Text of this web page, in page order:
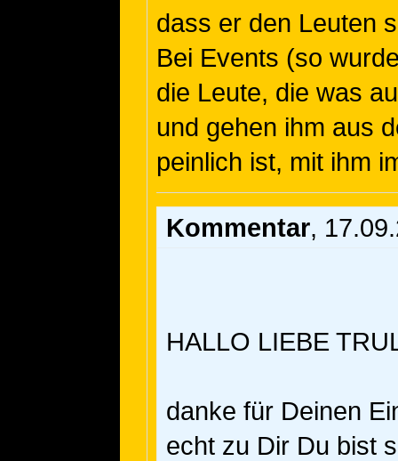
dass er den Leuten
Bei Events (so
die Leute, die was
und gehen ihm aus
peinlich ist, mit ihm
Kommentar,
HALLO LIEBE
danke für Deinen
echt zu Dir Du bist